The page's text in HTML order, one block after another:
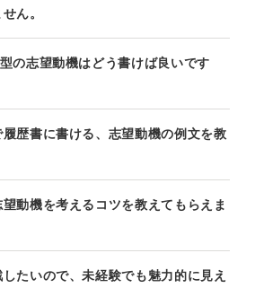
ん。
の志望動機はどう書けば良いです
歴書に書ける、志望動機の例文を教
動機を考えるコツを教えてもらえま
たいので、未経験でも魅力的に見え